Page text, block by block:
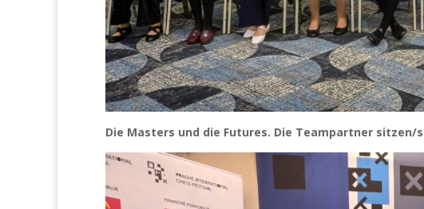
Die Masters und die Futures. Die Teampartner